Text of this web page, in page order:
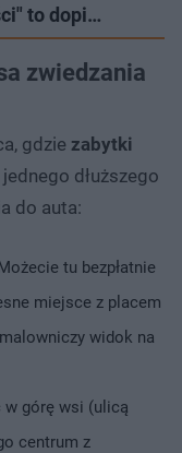
to dopi…
zwiedzania
gdzie zabytki
dłuższego
do auta:
tu bezpłatnie
miejsce z placem
widok na
w górę wsi (ulicą
centrum z